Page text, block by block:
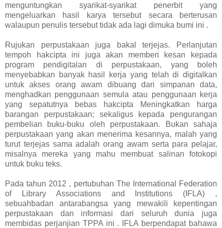
menguntungkan syarikat-syarikat penerbit yang
mengeluarkan hasil karya tersebut secara berterusan
walaupun penulis tersebut tidak ada lagi dimuka bumi ini .
Rujukan perpustakaan juga bakal terjejas. Perlanjutan
tempoh hakcipta ini juga akan memberi kesan kepada
program pendigitalan di perpustakaan, yang boleh
menyebabkan banyak hasil kerja yang telah di digitalkan
untuk akses orang awam dibuang dari simpanan data,
menghadkan penggunaan semula atau penggunaan kerja
yang sepatutnya bebas hakcipta Meningkatkan harga
barangan perpustakaan; sekaligus kepada pengurangan
pembelian buku-buku oleh perpustakaan. Bukan sahaja
perpustakaan yang akan menerima kesannya, malah yang
turut terjejas sama adalah orang awam serta para pelajar,
misalnya mereka yang mahu membuat salinan fotokopi
untuk buku teks.
Pada tahun 2012 , pertubuhan The International Federation
of Library Associations and Institutions (IFLA) ,
sebuahbadan antarabangsa yang mewakili kepentingan
perpustakaan dan informasi dari seluruh dunia juga
membidas perjanjian TPPA ini . IFLA berpendapat bahawa